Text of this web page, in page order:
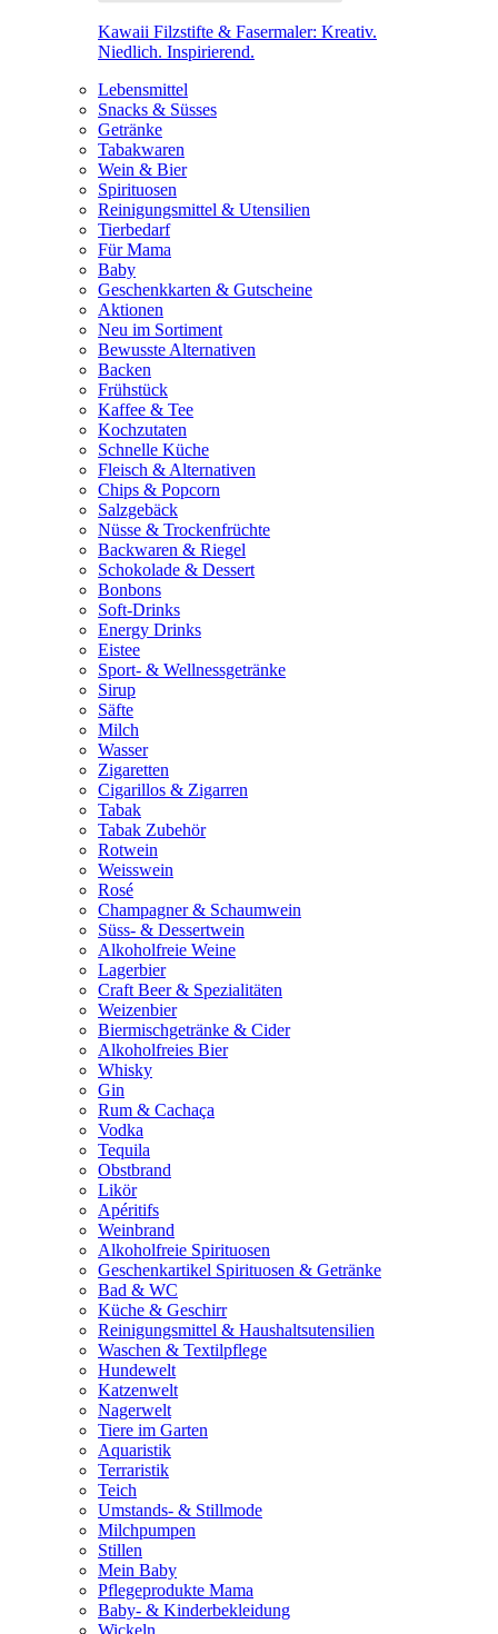
Kawaii Filzstifte & Fasermaler: Kreativ.
Niedlich. Inspirierend.
Lebensmittel
Snacks & Süsses
Getränke
Tabakwaren
Wein & Bier
Spirituosen
Reinigungsmittel & Utensilien
Tierbedarf
Für Mama
Baby
Geschenkkarten & Gutscheine
Aktionen
Neu im Sortiment
Bewusste Alternativen
Backen
Frühstück
Kaffee & Tee
Kochzutaten
Schnelle Küche
Fleisch & Alternativen
Chips & Popcorn
Salzgebäck
Nüsse & Trockenfrüchte
Backwaren & Riegel
Schokolade & Dessert
Bonbons
Soft-Drinks
Energy Drinks
Eistee
Sport- & Wellnessgetränke
Sirup
Säfte
Milch
Wasser
Zigaretten
Cigarillos & Zigarren
Tabak
Tabak Zubehör
Rotwein
Weisswein
Rosé
Champagner & Schaumwein
Süss- & Dessertwein
Alkoholfreie Weine
Lagerbier
Craft Beer & Spezialitäten
Weizenbier
Biermischgetränke & Cider
Alkoholfreies Bier
Whisky
Gin
Rum & Cachaça
Vodka
Tequila
Obstbrand
Likör
Apéritifs
Weinbrand
Alkoholfreie Spirituosen
Geschenkartikel Spirituosen & Getränke
Bad & WC
Küche & Geschirr
Reinigungsmittel & Haushaltsutensilien
Waschen & Textilpflege
Hundewelt
Katzenwelt
Nagerwelt
Tiere im Garten
Aquaristik
Terraristik
Teich
Umstands- & Stillmode
Milchpumpen
Stillen
Mein Baby
Pflegeprodukte Mama
Baby- & Kinderbekleidung
Wickeln